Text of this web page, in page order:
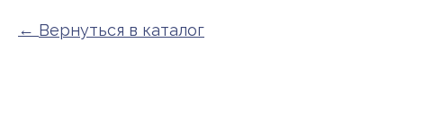
Вернуться в каталог